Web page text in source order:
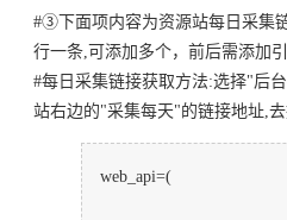
#③下面项内容为资源站每日采集
行一条,可添加多个，前后需添加引
#每日采集链接获取方法:选择"后
站右边的"采集每天"的链接地址,去
web_api=(